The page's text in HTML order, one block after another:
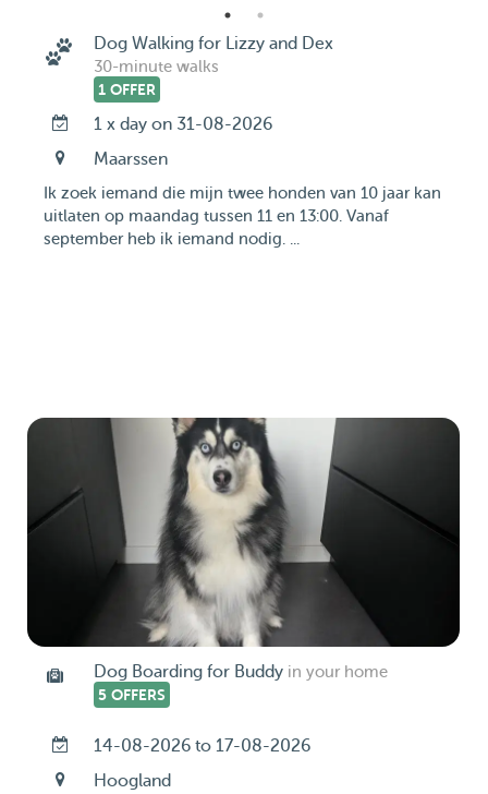
Dog Walking for Lizzy and Dex
30-minute walks
1 OFFER
1 x day on 31-08-2026
Maarssen
Ik zoek iemand die mijn twee honden van 10 jaar kan
uitlaten op maandag tussen 11 en 13:00. Vanaf
september heb ik iemand nodig. ...
Dog Boarding for Buddy in your home
5 OFFERS
14-08-2026 to 17-08-2026
Hoogland